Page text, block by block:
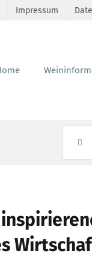
Impressum